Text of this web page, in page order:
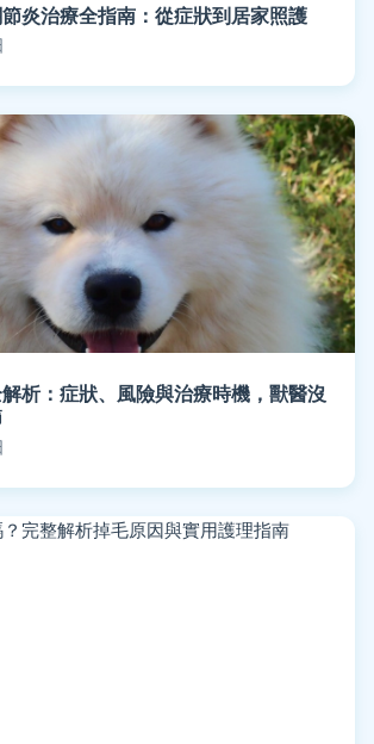
炎治療全指南：從症狀到居家照護
析：症狀、風險與治療時機，獸醫沒